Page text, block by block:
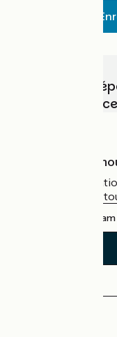
Choisissez,
vélo avec
Qui sommes-
L'association
guide officiel du
Instagram